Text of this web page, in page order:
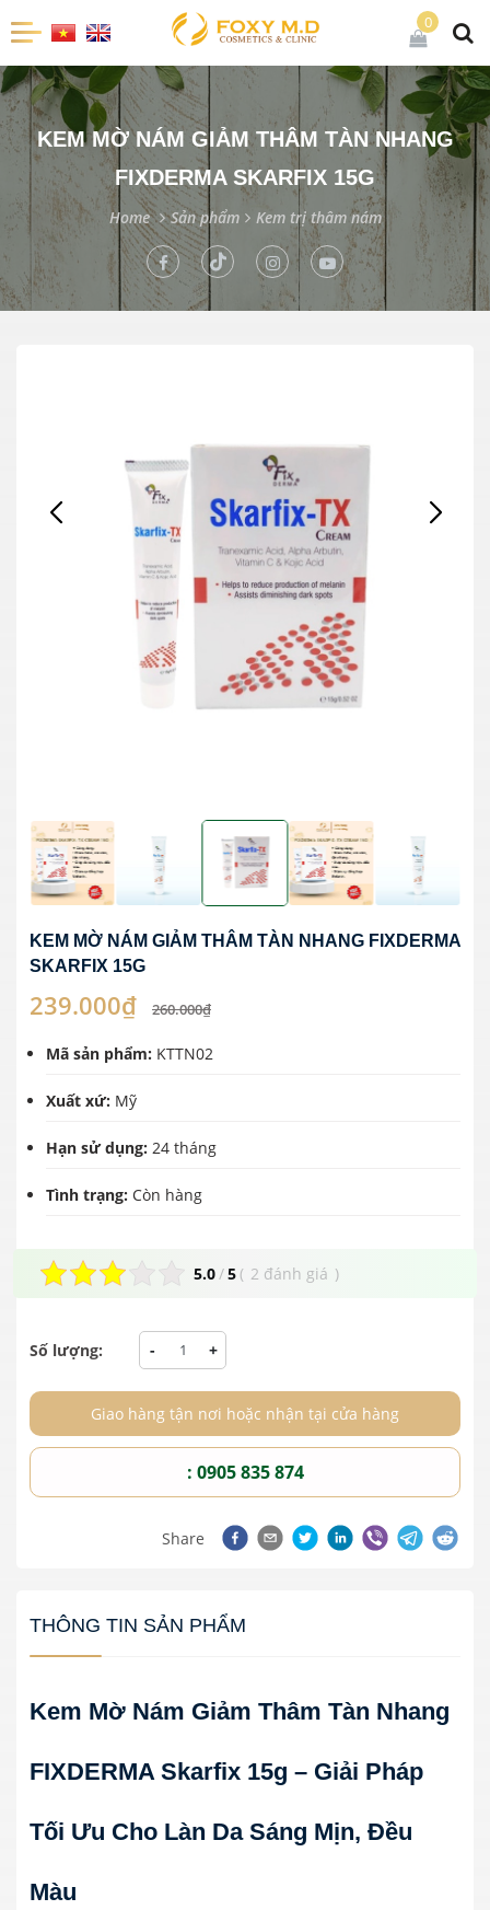
0
KEM MỜ NÁM GIẢM THÂM TÀN NHANG
FIXDERMA SKARFIX 15G
Home Sản phẩm Kem trị thâm nám
KEM MỜ NÁM GIẢM THÂM TÀN NHANG FIXDERMA
SKARFIX 15G
239.000₫ 260.000₫
Mã sản phẩm: KTTN02
Xuất xứ: Mỹ
Hạn sử dụng: 24 tháng
Tình trạng: Còn hàng
5.0 /5( 2 đánh giá )
Số lượng: - +
Giao hàng tận nơi hoặc nhận tại cửa hàng
: 0905 835 874
Share
THÔNG TIN SẢN PHẨM
Kem Mờ Nám Giảm Thâm Tàn Nhang
FIXDERMA Skarfix 15g – Giải Pháp
Tối Ưu Cho Làn Da Sáng Mịn, Đều
Màu